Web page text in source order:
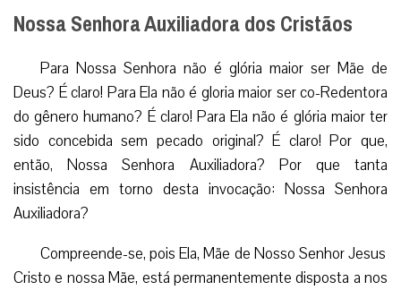
Nossa Senhora Auxiliadora dos Cristãos
Para Nossa Senhora não é glória maior ser Mãe de
Deus? É claro! Para Ela não é gloria maior ser co-Redentora
do gênero humano? É claro! Para Ela não é glória maior ter
sido concebida sem pecado original? É claro! Por que,
então, Nossa Senhora Auxiliadora? Por que tanta
insistência em torno desta invocação: Nossa Senhora
Auxiliadora?
Compreende-se, pois Ela, Mãe de Nosso Senhor Jesus
Cristo e nossa Mãe, está permanentemente disposta a nos